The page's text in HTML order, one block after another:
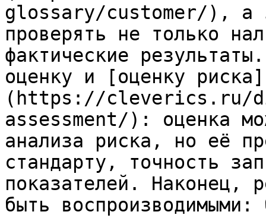
glossary/customer/), а
проверять не только
фактические
оценку и [оценку риска]
(https://cleverics.ru/
assessment/): оценка
анализа риска, но её
стандарту, точность
показателей. Наконец,
быть